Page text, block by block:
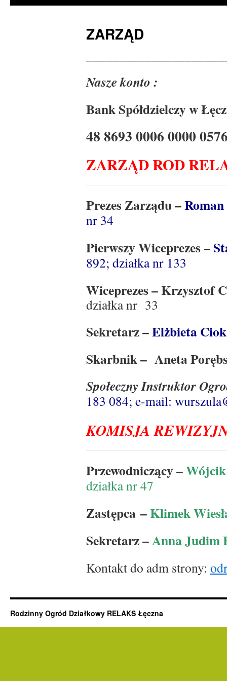
ZARZĄD
Nasze konto :
Bank Spółdzielczy w
48 8693 0006 0000
ZARZĄD ROD
Prezes Zarządu –
nr 34
Pierwszy Wiceprezes –
892; działka nr 133
Wiceprezes – Krzysztof
działka nr 33
Sekretarz –Elżbieta
Skarbnik – Aneta
Społeczny Instruktor
183 084; e-mail:
KOMISJA
Przewodniczący –
działka nr 47
Zastępca –Klimek
Sekretarz –Anna Judim
Kontakt do adm strony:
Rodzinny Ogród Działkowy RELAKS Łęczna